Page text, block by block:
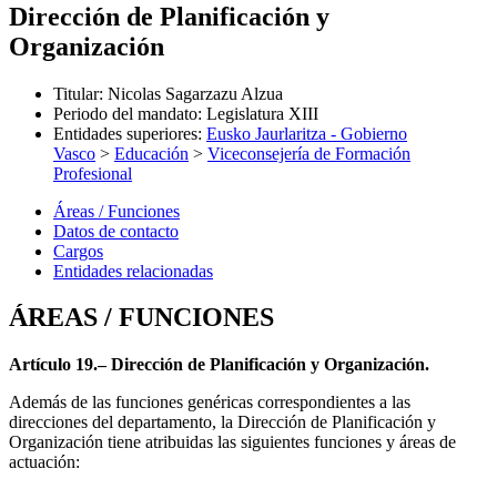
Dirección de Planificación y
Organización
Titular: Nicolas Sagarzazu Alzua
Periodo del mandato: Legislatura XIII
Entidades superiores: Eusko Jaurlaritza - Gobierno
Vasco > Educación > Viceconsejería de Formación
Profesional
Áreas / Funciones
Datos de contacto
Cargos
Entidades relacionadas
ÁREAS / FUNCIONES
Artículo 19.– Dirección de Planificación y Organización.
Además de las funciones genéricas correspondientes a las
direcciones del departamento, la Dirección de Planificación y
Organización tiene atribuidas las siguientes funciones y áreas de
actuación: